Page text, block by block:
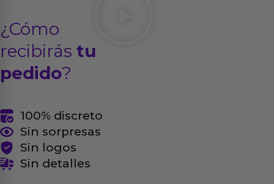
¿Cómo
recibirás tu
pedido?
100% discreto
Sin sorpresas
Sin logos
Sin detalles